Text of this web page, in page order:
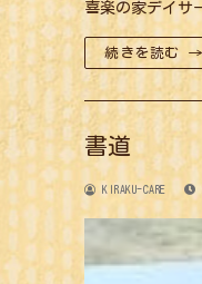
喜楽の家デイサ
続きを読む →
書道
KIRAKU-CARE